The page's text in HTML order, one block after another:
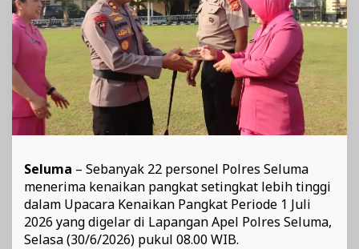
Seluma – Sebanyak 22 personel Polres Seluma
menerima kenaikan pangkat setingkat lebih tinggi
dalam Upacara Kenaikan Pangkat Periode 1 Juli
2026 yang digelar di Lapangan Apel Polres Seluma,
Selasa (30/6/2026) pukul 08.00 WIB.